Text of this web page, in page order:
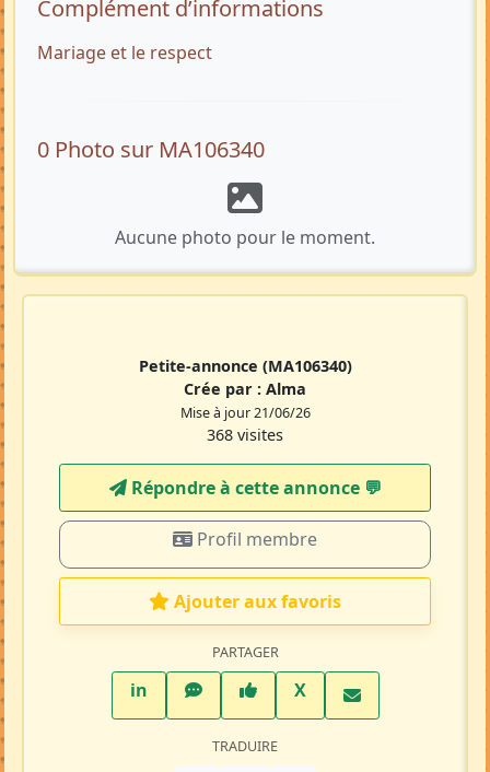
Complément d’informations
Mariage et le respect
0 Photo sur MA106340
Aucune photo pour le moment.
Petite-annonce (MA106340)
Crée par : Alma
Mise à jour 21/06/26
368 visites
Répondre à cette annonce 💬​
Profil membre
Ajouter aux favoris
PARTAGER
inLinkedInWhatsAppFacebook
XTwitter X
TRADUIRE